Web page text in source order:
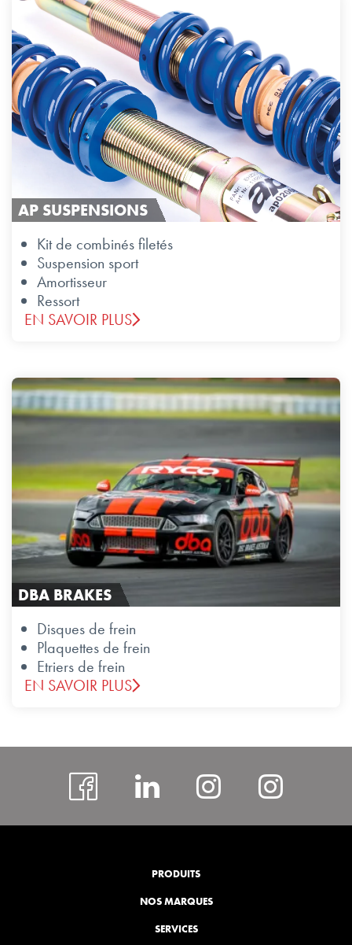
AP SUSPENSIONS
Kit de combinés filetés
Suspension sport
Amortisseur
Ressort
EN SAVOIR PLUS
DBA BRAKES
Disques de frein
Plaquettes de frein
Etriers de frein
EN SAVOIR PLUS
facebook
# Instagram
PRODUITS
NOS MARQUES
SERVICES